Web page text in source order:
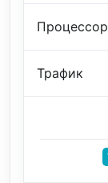
Процессор
Трафик